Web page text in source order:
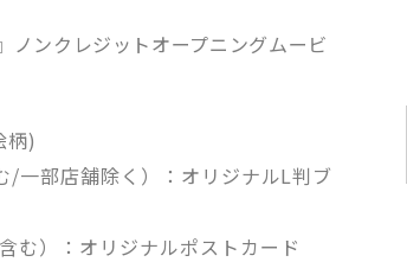
ノンクレジットオープニングムービ
柄)
一部店舗除く）：オリジナルL判ブ
む）：オリジナルポストカード